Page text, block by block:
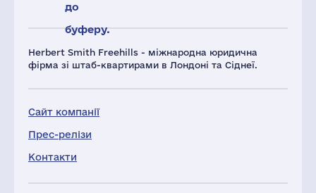
Herbert Smith Freehills - міжнародна юридична
фірма зі штаб-квартирами в Лондоні та Сіднеї.
Сайт компанії
Прес-релізи
Контакти
до
буферу.